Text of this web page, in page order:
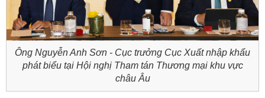
Ông Nguyễn Anh Sơn - Cục trưởng Cục Xuất nhập khẩu
phát biểu tại Hội nghị Tham tán Thương mại khu vực
châu Âu